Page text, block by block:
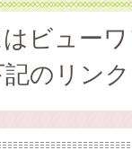
ビュー
のリン